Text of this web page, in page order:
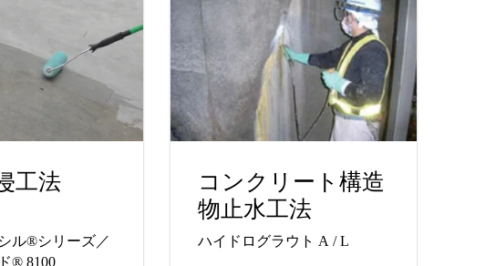
工法
ル®シリーズ／
® 8100
コンクリート構造
物止水工法
ハイドログラウト A / L